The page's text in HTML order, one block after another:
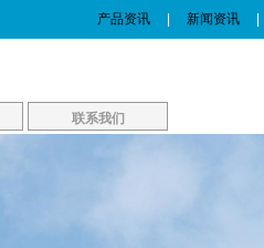
产品资讯 新闻资讯
联系我们